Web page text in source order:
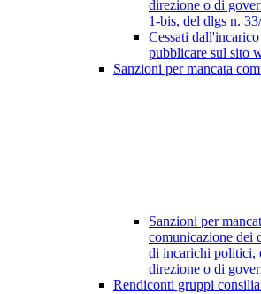
direzione o di
1-bis, del dlgs n.
Cessati
pubblicare sul sito
Sanzioni per mancata
Sanzioni per
comunicazione dei
di incarichi politici,
direzione o di
Rendiconti gruppi